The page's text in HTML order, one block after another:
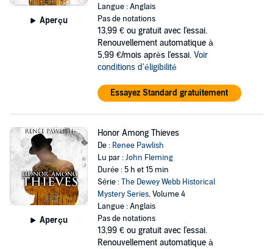
Aperçu
Langue : Anglais
Pas de notations
13,99 € ou gratuit avec l'essai.
Renouvellement automatique à
5,99 €/mois après l'essai. Voir
conditions d'éligibilité
Essayez Standard gratuitement
Aperçu
Honor Among Thieves
De : Renee Pawlish
Lu par :John Fleming
Durée : 5 h et 15 min
Série :The Dewey Webb Historical
Mystery Series, Volume 4
Langue : Anglais
Pas de notations
13,99 € ou gratuit avec l'essai.
Renouvellement automatique à